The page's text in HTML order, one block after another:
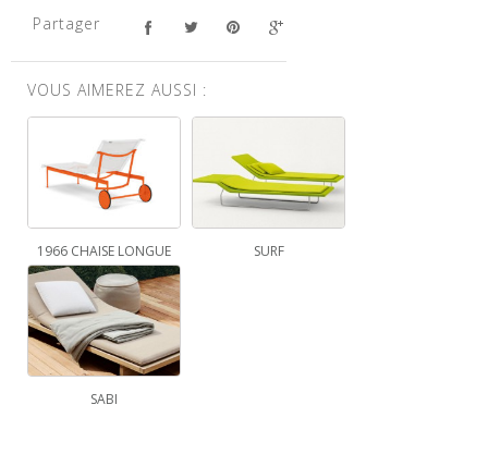
Partager
VOUS AIMEREZ AUSSI :
1966 CHAISE LONGUE SURF
SABI